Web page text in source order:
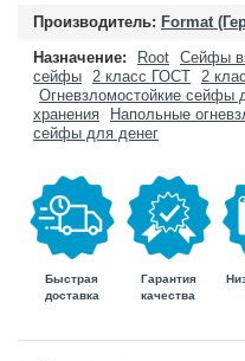
Производитель: Format
Назначение:
Root Сейфы
сейфы
2 класс ГОСТ
2
Огневзломостойкие сейфы
хранения
Напольные
сейфы для денег
Быстрая
доставка
Гарантия
качества